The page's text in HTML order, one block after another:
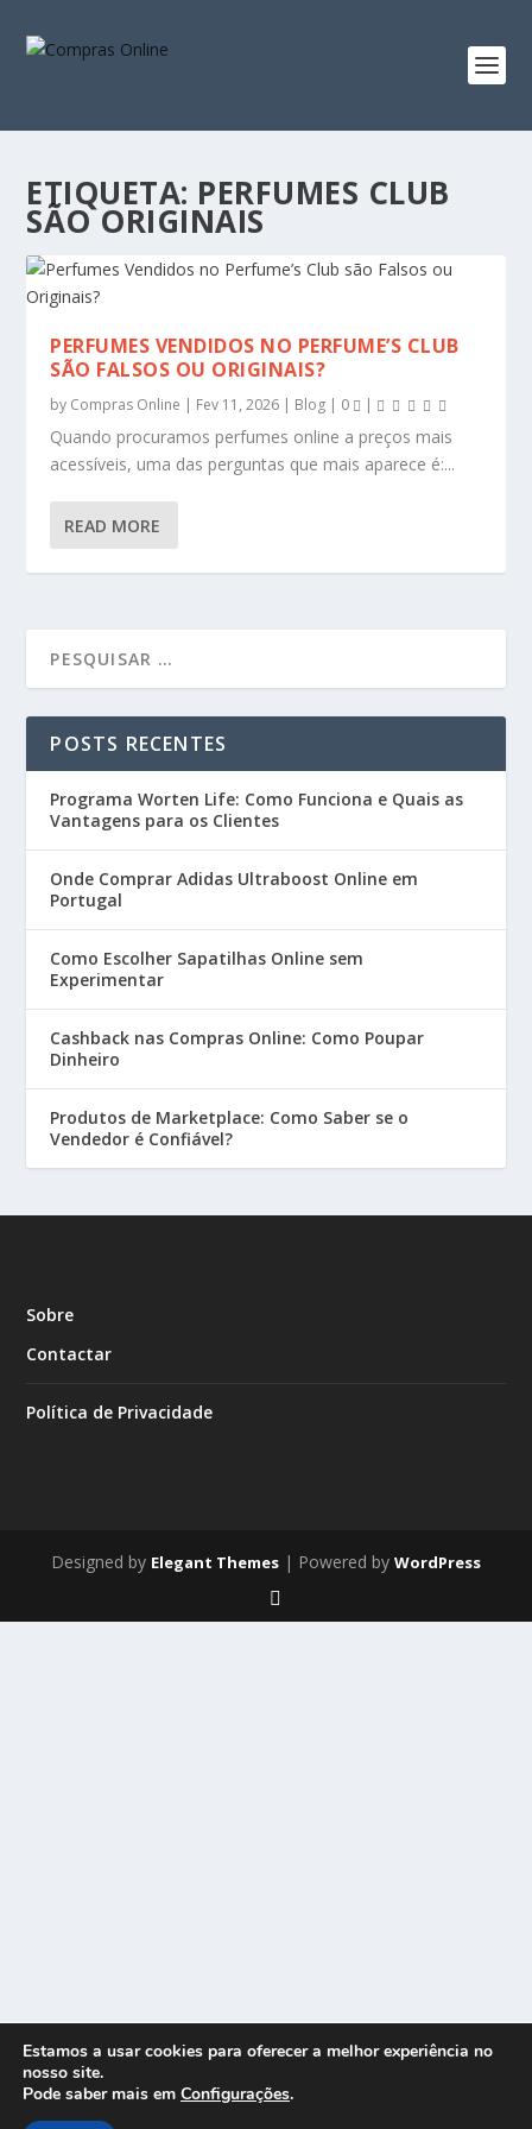
ETIQUETA: PERFUMES CLUB
SÃO ORIGINAIS
PERFUMES VENDIDOS NO PERFUME’S CLUB
SÃO FALSOS OU ORIGINAIS?
by Compras Online | Fev 11, 2026 | Blog | 0 |
Quando procuramos perfumes online a preços mais
acessíveis, uma das perguntas que mais aparece é:...
READ MORE
POSTS RECENTES
Programa Worten Life: Como Funciona e Quais as
Vantagens para os Clientes
Onde Comprar Adidas Ultraboost Online em
Portugal
Como Escolher Sapatilhas Online sem
Experimentar
Cashback nas Compras Online: Como Poupar
Dinheiro
Produtos de Marketplace: Como Saber se o
Vendedor é Confiável?
Sobre
Contactar
Política de Privacidade
Designed by Elegant Themes | Powered by WordPress
Estamos a usar cookies para oferecer a melhor experiência no
nosso site.
Pode saber mais em Configurações.